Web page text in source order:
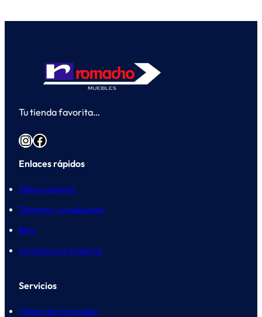
Tu tienda favorita…
InstagramFacebook
Enlaces rápidos
Sobre nosotros
Términos y condiciones
Blog
Contacta con nosotros
Servicios
Política de privacidad